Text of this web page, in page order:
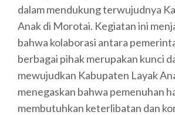
dalam mendukung terwujudnya
Anak di Morotai. Kegiatan ini
bahwa kolaborasi antara
berbagai pihak merupakan kunci
mewujudkan Kabupaten Layak
menegaskan bahwa pemenuhan
membutuhkan keterlibatan dan